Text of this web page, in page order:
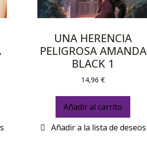
UNA HERENCIA
PELIGROSA AMANDA
BLACK 1
14,96€
Añadir al carrito